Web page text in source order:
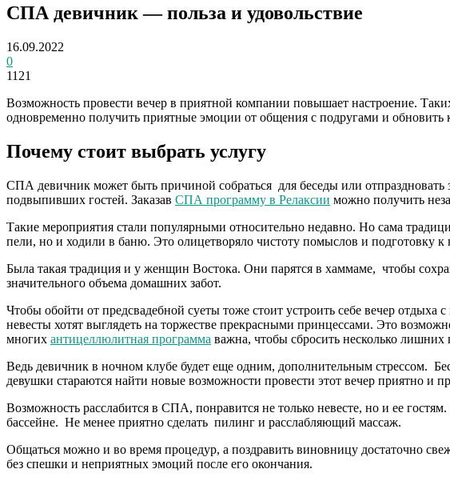
СПА девичник — польза и удовольствие
16.09.2022
0
1121
Возможность провести вечер в приятной компании повышает настроение.
одновременно получить приятные эмоции от общения с подругами и обновить
Почему стоит выбрать услугу
СПА девичник может быть причиной собраться для беседы или отпраздновать
подвыпивших гостей. Заказав СПА программу в Релаксии можно получить
Такие мероприятия стали популярными относительно недавно. Но сама
пели, но и ходили в баню. Это олицетворяло чистоту помыслов и подготовку
Была такая традиция и у женщин Востока. Они парятся в хаммаме, чтобы
значительного объема домашних забот.
Чтобы обойти от предсвадебной суеты тоже стоит устроить себе вечер
невесты хотят выглядеть на торжестве прекрасными принцессами. Это
многих антицеллюлитная программа важна, чтобы сбросить несколько
Ведь девичник в ночном клубе будет еще одним, дополнительным стрессом.
девушки стараются найти новые возможности провести этот вечер приятно и
Возможность расслабится в СПА, понравится не только невесте, но и ее
бассейне. Не менее приятно сделать пилинг и расслабляющий массаж.
Общаться можно и во время процедур, а поздравить виновницу достаточно
без спешки и неприятных эмоций после его окончания.